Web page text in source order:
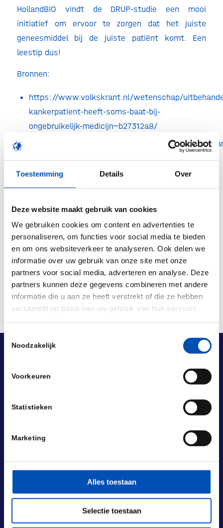
Toestemming Details Over
Deze website maakt gebruik van cookies
We gebruiken cookies om content en advertenties te
personaliseren, om functies voor social media te bieden
en om ons websiteverkeer te analyseren. Ook delen we
informatie over uw gebruik van onze site met onze
partners voor social media, adverteren en analyse. Deze
partners kunnen deze gegevens combineren met andere
informatie die u aan ze heeft verstrekt of die ze hebben
verzameld op basis van uw gebruik van hun services.
Toestemmingsselectie
Noodzakelijk
Voorkeuren
Statistieken
Marketing
Alles toestaan
Selectie toestaan
HollandBIO vindt de DRUP-studie een mooi
initiatief om ervoor te zorgen dat het juiste
geneesmiddel bij de juiste patiënt komt. Een
leestip dus!
Bronnen:
https://www.volkskrant.nl/wetenschap/
kankerpatient-heeft-soms-baat-bij-
ongebruikelijk-medicijn~b27312a8/
https://www.avl.nl/nieuwsberichten/2019/
ongebruikelijk-medicijn/
/
Deel dit stuk